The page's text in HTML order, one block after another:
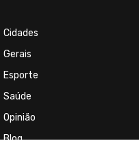
Cidades
Gerais
Esporte
Saúde
Opinião
Blog